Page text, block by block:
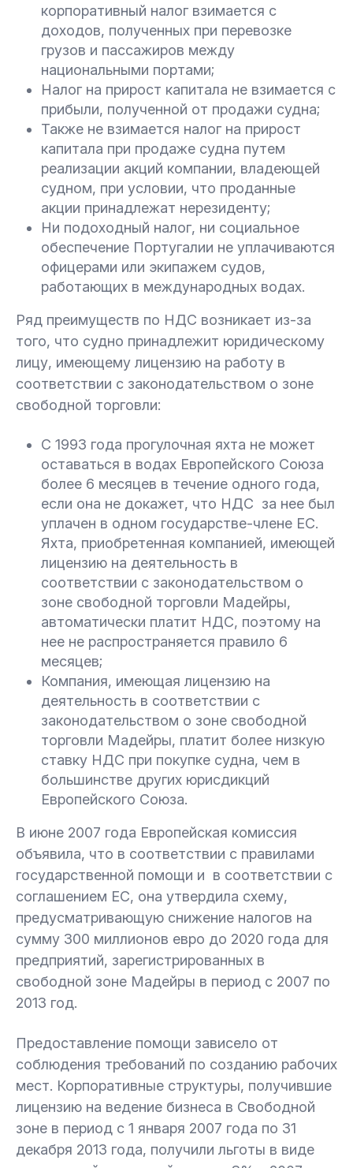
корпоративный налог взимается с
доходов, полученных при перевозке
грузов и пассажиров между
национальными портами;
Налог на прирост капитала не взимается с
прибыли, полученной от продажи судна;
Также не взимается налог на прирост
капитала при продаже судна путем
реализации акций компании, владеющей
судном, при условии, что проданные
акции принадлежат нерезиденту;
Ни подоходный налог, ни социальное
обеспечение Португалии не уплачиваются
офицерами или экипажем судов,
работающих в международных водах.
Ряд преимуществ по НДС возникает из-за
того, что судно принадлежит юридическому
лицу, имеющему лицензию на работу в
соответствии с законодательством о зоне
свободной торговли:
С 1993 года прогулочная яхта не может
оставаться в водах Европейского Союза
более 6 месяцев в течение одного года,
если она не докажет, что НДС за нее был
уплачен в одном государстве-члене ЕС.
Яхта, приобретенная компанией, имеющей
лицензию на деятельность в
соответствии с законодательством о
зоне свободной торговли Мадейры,
автоматически платит НДС, поэтому на
нее не распространяется правило 6
месяцев;
Компания, имеющая лицензию на
деятельность в соответствии с
законодательством о зоне свободной
торговли Мадейры, платит более низкую
ставку НДС при покупке судна, чем в
большинстве других юрисдикций
Европейского Союза.
В июне 2007 года Европейская комиссия
объявила, что в соответствии с правилами
государственной помощи и в соответствии с
соглашением ЕС, она утвердила схему,
предусматривающую снижение налогов на
сумму 300 миллионов евро до 2020 года для
предприятий, зарегистрированных в
свободной зоне Мадейры в период с 2007 по
2013 год.
Предоставление помощи зависело от
соблюдения требований по созданию рабочих
мест. Корпоративные структуры, получившие
лицензию на ведение бизнеса в Свободной
зоне в период с 1 января 2007 года по 31
декабря 2013 года, получили льготы в виде